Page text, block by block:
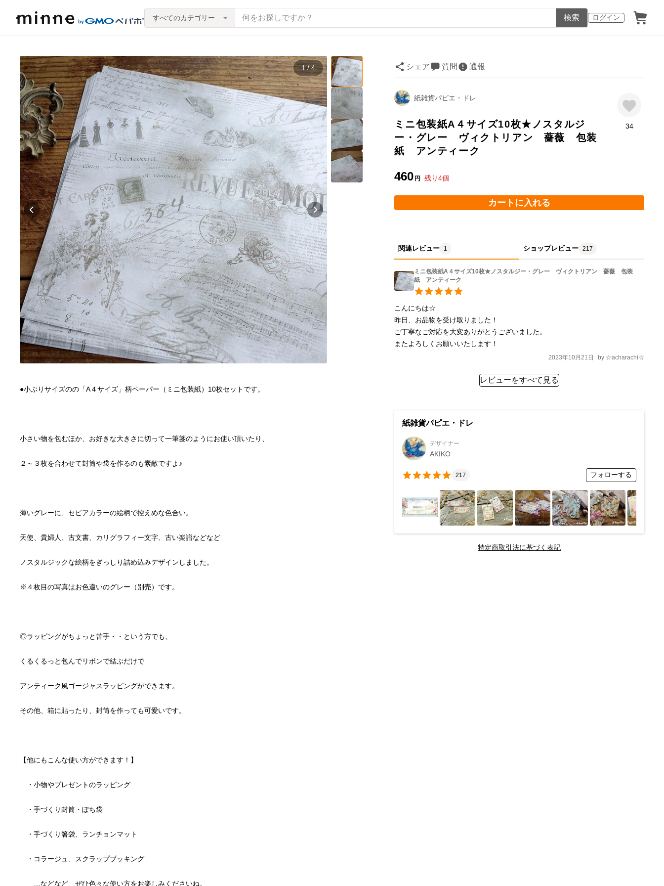
ログイン
すべてのカテゴリー 検索
1 / 4 シェア 質問 通報
紙雑貨パピエ・ドレ
ミニ包装紙A４サイズ10枚★ノスタルジ
ー・グレー ヴィクトリアン 薔薇 包装
紙 アンティーク
460 円 残り4個
34
カートに入れる
関連レビュー 1 ショップレビュー 217
ミニ包装紙A４サイズ10枚★ノスタルジー・グレー ヴィクトリアン 薔薇 包装
紙 アンティーク
こんにちは☆
昨日、お品物を受け取りました！
ご丁寧なご対応を大変ありがとうございました。
またよろしくお願いいたします！
2023年10月21日 by ☆acharachi☆
レビューをすべて見る
紙雑貨パピエ・ドレ
デザイナー
AKIKO
217 フォローする
特定商取引法に基づく表記